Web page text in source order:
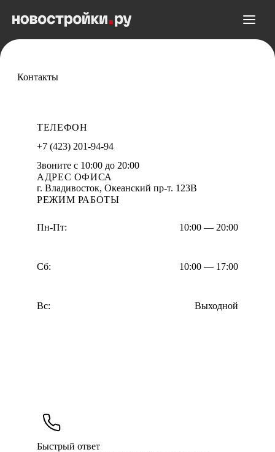
Контакты
ТЕЛЕФОН
+7 (423) 201-94-94
Звоните с 10:00 до 20:00
АДРЕС ОФИСА
г. Владивосток, Океанский пр-т. 123В
РЕЖИМ РАБОТЫ
Пн-Пт: 10:00 — 20:00
Сб: 10:00 — 17:00
Вс: Выходной
Быстрый ответ